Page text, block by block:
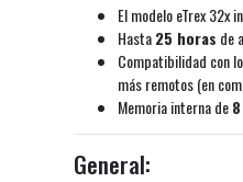
El modelo eTrex 32x
Hasta25 horas de
Compatibilidad con
más remotos (en
Memoria interna de
General: